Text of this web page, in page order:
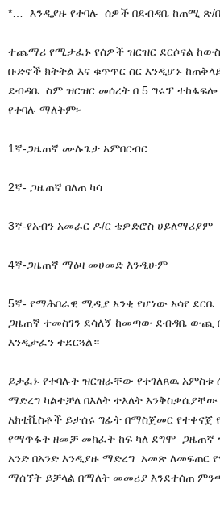
*… እንዲያዙ የተባሉ ሰዎች በደብዳቤ ከጠሚ ጽ/
ተጨማሪ የሚታፈኑ የሰዎች ዝርዝር ደርሶናል
ቡድኖች ክትትል እና ቁጥጥር ስር እንዲሆኑ
ደብዳቤ ስም ዝርዝር መሰረት በ 5 ግሩፕ ተከፋፍሎ
የተባሉ ማለትም፦
1ኛ-ጋዜጠኛ ሙሉጌታ አምበርብር
2ኛ- ጋዜጠኛ በለጠ ካሳ
3ኛ-የአብን አመራር ዶ/ር ቴዎድሮስ ሀይለማሪያም
4ኛ-ጋዜጠኛ ማዕዛ መሀመድ እንዲሁም
5ኛ- የማሕበራዊ ሚዲያ አንቂ የሆነው አሳየ
ጋዜጠኛ ተመስገን ደሳለኝ ከመጣው ደብዳቤ ውጪ
እንዲታፈን ተደርጓል።
ይታፈኑ የተባሉት ዝርዝራቸው የተገለጸዉ አምስቱ
ማድረግ ካልተቻለ በእለት ተእለት
አክቲቪስቶች ይታሰሩ ግፊት በማስጀመር
የማጥፋት ዘመቻ መክፈት ከፍ ካለ ደግሞ ጋዜጠኛ
አንድ በአንድ እንዲያዙ ማድረግ አመጽ ለመፍጠር
ማሰኘት ይቻላል በማለት መመሪያ እንደተሰጠ